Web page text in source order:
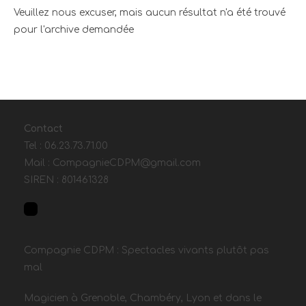
Veuillez nous excuser, mais aucun résultat n'a été trouvé
pour l'archive demandée
Contact
Tel : 06.23.73.71.00
Mail : CompagnieCDPM@gmail.com
SIREN : 801461328
Compagnie CDPM : Spectacles vivants plutôt pas
mal
Magicien à Grenoble, Chambéry, Lyon et dans le